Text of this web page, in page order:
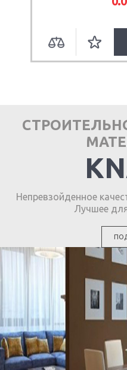
Непревзойденное
Лучшее